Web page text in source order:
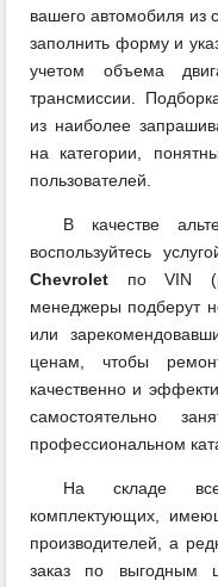
вашего автомобиля из
заполнить форму и
учетом объема
трансмиссии.
из наиболее
на категории,
пользователей.
В качестве
воспользуйтесь
Chevrolet по VIN (
менеджеры подберут
или
ценам, чтобы
качественно и
самостоятельно
профессиональном
На складе
комплектующих,
производителей, а
заказ по выгодным